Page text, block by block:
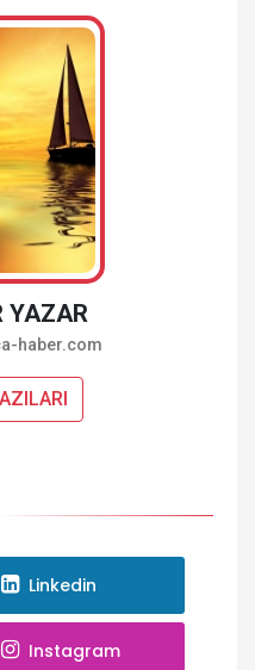
YAZAR
haber.com
Linkedin
Instagram